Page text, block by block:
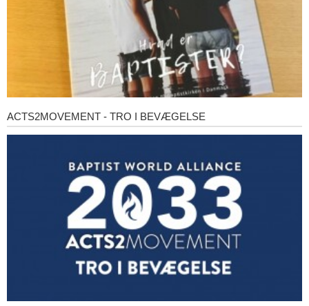
Acts2Movement
-
ACTS2MOVEMENT - TRO I BEVÆGELSE